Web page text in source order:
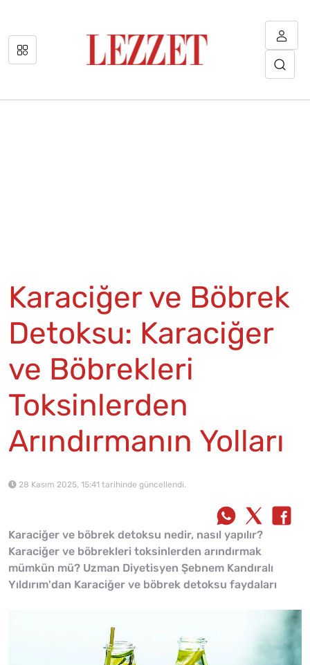
Karaciğer ve Böbrek
Detoksu: Karaciğer
ve Böbrekleri
Toksinlerden
Arındırmanın Yolları
28 Kasım 2025, 15:41 tarihinde güncellendi.
Karaciğer ve böbrek detoksu nedir, nasıl yapılır?
Karaciğer ve böbrekleri toksinlerden arındırmak
mümkün mü? Uzman Diyetisyen Şebnem Kandıralı
Yıldırım'dan Karaciğer ve böbrek detoksu faydaları